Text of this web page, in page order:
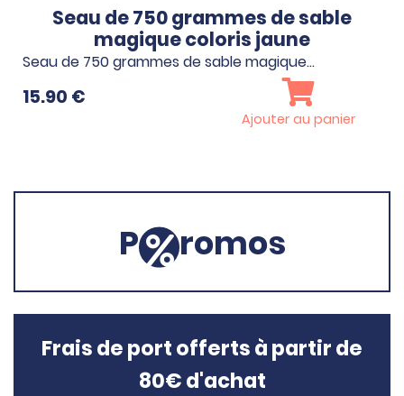
Seau de 750 grammes de sable
magique coloris jaune
Seau de 750 grammes de sable magique…
15.90 €
Ajouter au panier
P romos
Frais de port offerts à partir de
80€ d'achat